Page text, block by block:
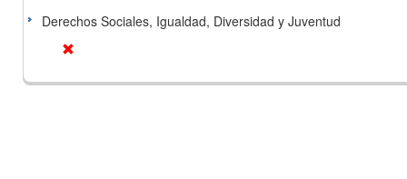
Derechos Sociales, Igualdad, Diversidad y Juventud